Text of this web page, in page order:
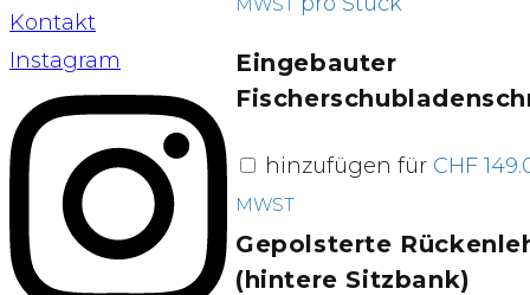
Kontakt
Instagram
Eingebauter
hinzufügen für CHF
MWST
Gepolsterte
(hintere Sitzbank)